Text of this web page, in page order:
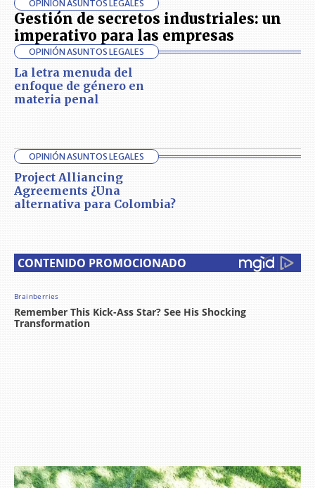
OPINIÓN ASUNTOS LEGALES
Gestión de secretos industriales: un
imperativo para las empresas
OPINIÓN ASUNTOS LEGALES
La letra menuda del
enfoque de género en
materia penal
OPINIÓN ASUNTOS LEGALES
Project Alliancing
Agreements ¿Una
alternativa para Colombia?